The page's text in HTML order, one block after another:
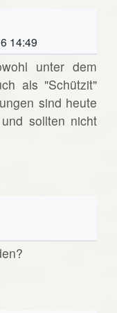
14:49
unter dem
als "Schützit"
sind heute
sollten nicht